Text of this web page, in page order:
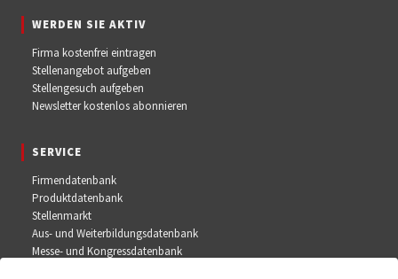
WERDEN SIE AKTIV
Firma kostenfrei eintragen
Stellenangebot aufgeben
Stellengesuch aufgeben
Newsletter kostenlos abonnieren
SERVICE
Firmendatenbank
Produktdatenbank
Stellenmarkt
Aus- und Weiterbildungsdatenbank
Messe- und Kongressdatenbank